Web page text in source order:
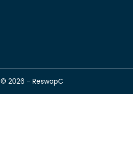
© 2026 - ReswapC